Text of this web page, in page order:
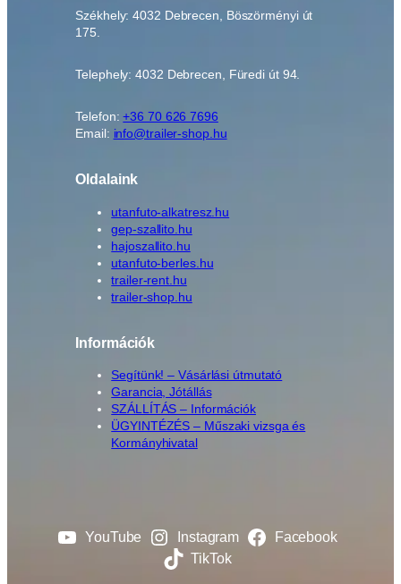
Székhely: 4032 Debrecen, Böszörményi út
175.
Telephely: 4032 Debrecen, Füredi út 94.
Telefon:+36 70 626 7696
Email: info@trailer-shop.hu
Oldalaink
utanfuto-alkatresz.hu
gep-szallito.hu
hajoszallito.hu
utanfuto-berles.hu
trailer-rent.hu
trailer-shop.hu
Információk
Segítünk! – Vásárlási útmutató
Garancia, Jótállás
SZÁLLÍTÁS – Információk
ÜGYINTÉZÉS – Műszaki vizsga és
Kormányhivatal
YouTube Instagram
Facebook
TikTok